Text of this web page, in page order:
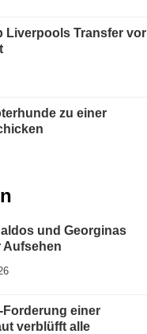
Liverpools Transfer vor
zu einer
und Georginas
Aufsehen
Forderung einer
verblüfft alle